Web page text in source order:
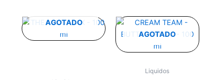
AGOTADO
Este
producto
AGOTADO
Liquidos
Este
producto
tiene
variantes.